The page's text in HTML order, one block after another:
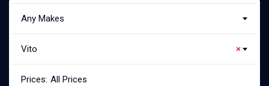
Any Makes
×
Vito
Prices: All Prices